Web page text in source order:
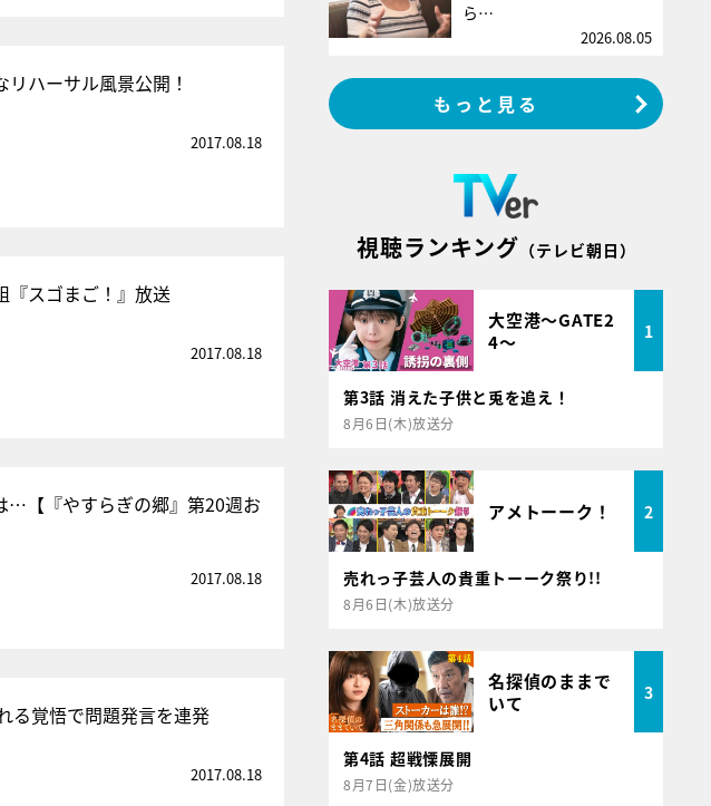
ハーサル風景公開！
2017.08.18
『スゴまご！』放送
2017.08.18
…【『やすらぎの郷』第20週お
2017.08.18
る覚悟で問題発言を連発
2017.08.18
ら…
2026.08.05
もっと見る
視聴ランキング （テレビ朝日）
大空港～GATE2
4～
1
第3話 消えた子供と兎を追え！
8月6日(木)放送分
アメトーーク！ 2
売れっ子芸人の貴重トーーク祭り!!
8月6日(木)放送分
名探偵のままで
いて
3
第4話 超戦慄展開
8月7日(金)放送分